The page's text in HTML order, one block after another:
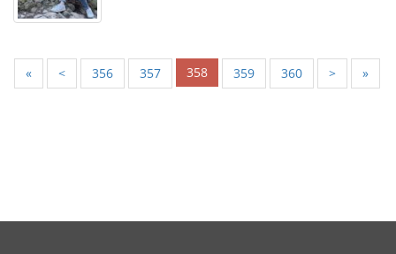
« < 356 357 358 359 360 > »